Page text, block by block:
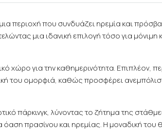
περιοχή που συνδυάζει ηρεμία και
μια ιδανική επιλογή τόσο για μόνιμη
χώρο για την καθημερινότητα. Επιπλέον,
του ομορφιά, καθώς προσφέρει
πάρκινγκ, λύνοντας το ζήτημα της
πρασίνου και ηρεμίας. Η μοναδική του